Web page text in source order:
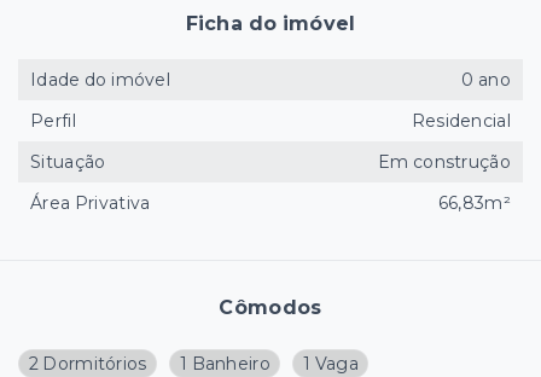
Cômodos
2 Dormitórios 1 Banheiro 1 Vaga
Ficha do imóvel
Idade do imóvel
0 ano
Perfil
Residencial
Situação
Em construção
Área Privativa
66,83m²